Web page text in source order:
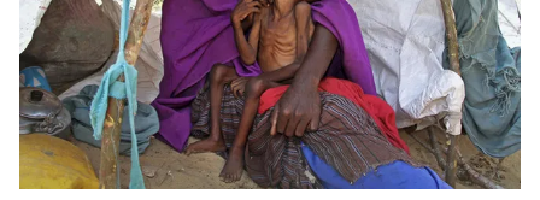
Emagazine Podcast
Photo Infographic
Video Shorts video